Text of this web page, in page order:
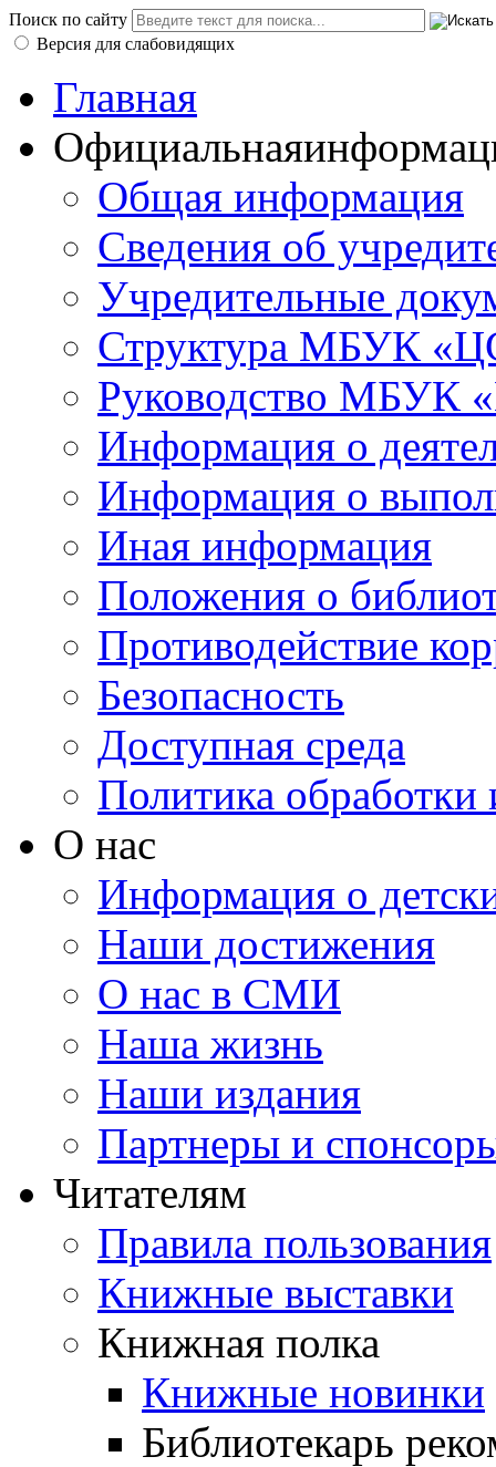
Поиск по сайту
Версия для слабовидящих
Главная
Официальная
Общая информация
Сведения об
Учредительные
Структура МБУК
Руководство МБУК
Информация о
Информация о
Иная информация
Положения о
Противодействие
Безопасность
Доступная среда
Политика
О нас
Информация о
Наши достижения
О нас в СМИ
Наша жизнь
Наши издания
Партнеры и
Читателям
Правила пользования
Книжные выставки
Книжная полка
Книжные новинки
Библиотекарь